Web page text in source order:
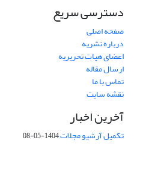
دسترسی سریع
صفحه اصلی
درباره نشریه
اعضای هیات تحریریه
ارسال مقاله
تماس با ما
نقشه سایت
آخرین اخبار
تکمیل آرشیو مجلات1404-05-08